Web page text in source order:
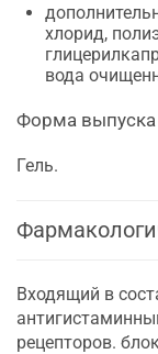
хлорид,
вода
Форма выпуска
Гель.
Входящий в
рецепторов.